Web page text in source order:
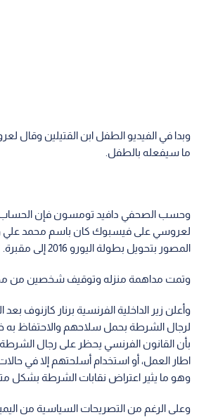
وبدا في الفيديو الطفل ابن القتيلين وقال
ما سيفعله بالطفل.
وحسب الصحفي دافيد تومسون فإن الحساب
لعروسي على فيسبوك كان باسم محمد علي
المصور بتحويل بطولة اليورو 2016 إلى مقبرة.
وتمت مداهمة منزله وتوقيف شخصين من
وأعلن زير الداخلية الفرنسية برنار كازنوف
لرجال الشرطة بحمل سلاحهم والاحتفاظ به
بأن القانون الفرنسي يحظر على رجال
اطار العمل، أو استخدام أسلحتهم إلا في
وهو ما يثير اعتراض نقابات الشرطة بشكل
وعلى الرغم من التصريحات السياسية من